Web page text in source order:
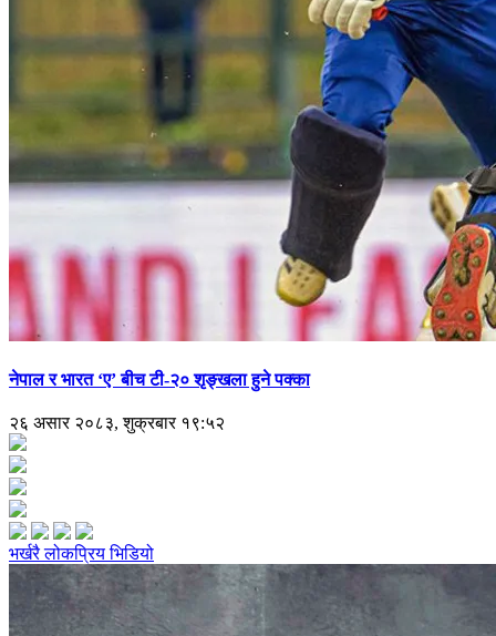
नेपाल र भारत ‘ए’ बीच टी-२० शृङ्खला हुने पक्का
२६ असार २०८३, शुक्रबार १९:५२
भर्खरैलोकप्रियभिडियो